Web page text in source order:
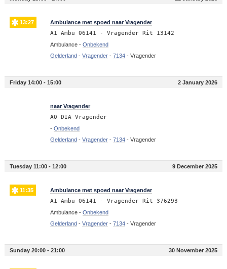
13:27 Ambulance met spoed naar Vragender
A1 Ambu 06141 - Vragender Rit 13142
Ambulance - Onbekend
Gelderland- Vragender- 7134- Vragender
Friday 14:00 - 15:00 2 January 2026
naar Vragender
A0 DIA Vragender
- Onbekend
Gelderland- Vragender- 7134- Vragender
Tuesday 11:00 - 12:00 9 December 2025
11:35 Ambulance met spoed naar Vragender
A1 Ambu 06141 - Vragender Rit 376293
Ambulance - Onbekend
Gelderland- Vragender- 7134- Vragender
Sunday 20:00 - 21:00 30 November 2025